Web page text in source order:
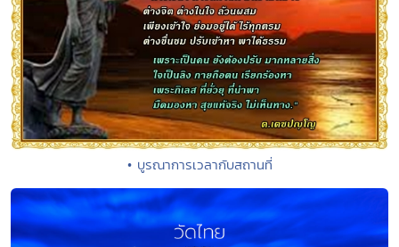
• บูรณาการเวลากับสถานที่